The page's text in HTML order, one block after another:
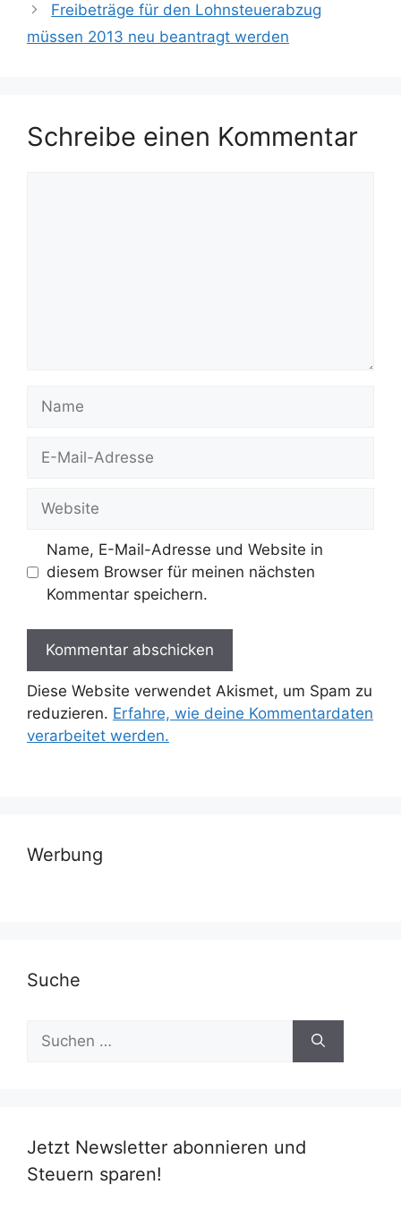
Freibeträge für den Lohnsteuerabzug
müssen 2013 neu beantragt werden
Schreibe einen Kommentar
Name
Website
Name, E-Mail-Adresse und Website in
diesem Browser für meinen nächsten
Kommentar speichern.
Diese Website verwendet Akismet, um Spam zu
reduzieren. Erfahre, wie deine Kommentardaten
verarbeitet werden.
Werbung
Suche
Suchen
nach:
Jetzt Newsletter abonnieren und
Steuern sparen!